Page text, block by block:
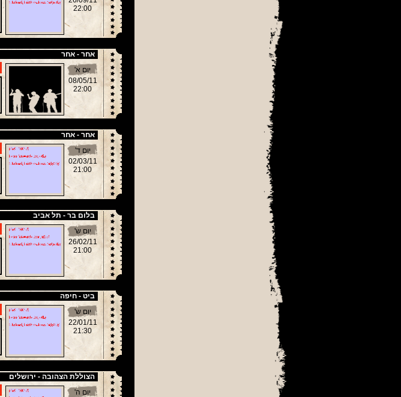
22:00
אחר - אחר
יום א'
08/05/11
22:00
אחר - אחר
יום ד'
02/03/11
21:00
בלום בר - תל אביב
יום ש'
26/02/11
21:00
ביט - חיפה
יום ש'
22/01/11
21:30
הצוללת הצהובה - ירושלים
יום ה'